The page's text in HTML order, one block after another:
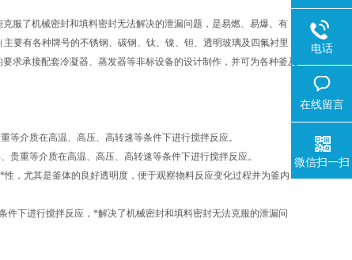
服了机械密封和填料密封无法解决的泄漏问题，是易燃、易爆、有
要有各种牌号的不锈钢、碳钢、钛、镍、钽、透明玻璃及四氟衬里
求承接配套冷凝器、蒸发器等非标设备的设计制作，并可为各种釜及
等介质在高温、高压、高转速等条件下进行搅拌反应。
重等介质在高温、高压、高转速等条件下进行搅拌反应。
，尤其是釜体的良好透明度，便于观察物料反应变化过程并为釜内
下进行搅拌反应，*解决了机械密封和填料密封无法克服的泄漏问
电话
在线留言
微信扫一扫